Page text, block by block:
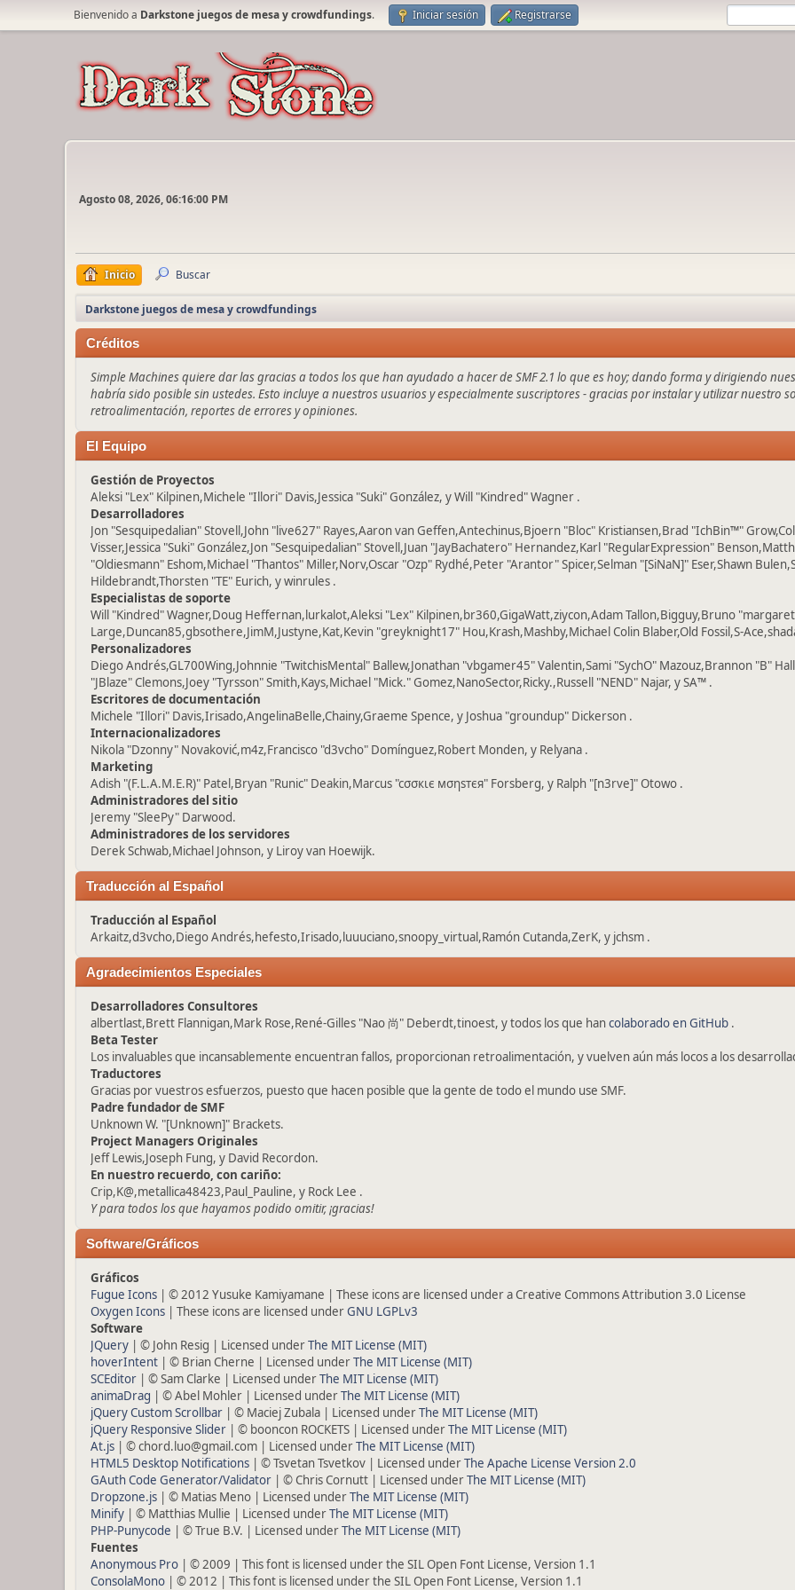
Bienvenido a Darkstone juegos de mesa y crowdfundings. Iniciar sesión Registrarse
Agosto 08, 2026, 06:16:00 PM
Inicio Buscar
Darkstone juegos de mesa y crowdfundings
Créditos
Simple Machines quiere dar las gracias a todos los que han ayudado a hacer de SMF 2.1 lo que es hoy; dando forma y dirigiendo
habría sido posible sin ustedes. Esto incluye a nuestros usuarios y especialmente suscriptores - gracias por instalar y utilizar nuestro
retroalimentación, reportes de errores y opiniones.
El Equipo
Gestión de Proyectos
Aleksi "Lex" Kilpinen,Michele "Illori" Davis,Jessica "Suki" González, y Will "Kindred" Wagner .
Desarrolladores
Jon "Sesquipedalian" Stovell,John "live627" Rayes,Aaron van Geffen,Antechinus,Bjoern "Bloc" Kristiansen,Brad "IchBin™"
Visser,Jessica "Suki" González,Jon "Sesquipedalian" Stovell,Juan "JayBachatero" Hernandez,Karl "RegularExpression"
"Oldiesmann" Eshom,Michael "Thantos" Miller,Norv,Oscar "Ozp" Rydhé,Peter "Arantor" Spicer,Selman "[SiNaN]" Eser,Shawn
Hildebrandt,Thorsten "TE" Eurich, y winrules .
Especialistas de soporte
Will "Kindred" Wagner,Doug Heffernan,lurkalot,Aleksi "Lex" Kilpinen,br360,GigaWatt,ziycon,Adam Tallon,Bigguy,Bruno
Large,Duncan85,gbsothere,JimM,Justyne,Kat,Kevin "greyknight17" Hou,Krash,Mashby,Michael Colin Blaber,Old Fossil,S-
Personalizadores
Diego Andrés,GL700Wing,Johnnie "TwitchisMental" Ballew,Jonathan "vbgamer45" Valentin,Sami "SychO" Mazouz,Brannon "B"
"JBlaze" Clemons,Joey "Tyrsson" Smith,Kays,Michael "Mick." Gomez,NanoSector,Ricky.,Russell "NEND" Najar, y SA™ .
Escritores de documentación
Michele "Illori" Davis,Irisado,AngelinaBelle,Chainy,Graeme Spence, y Joshua "groundup" Dickerson .
Internacionalizadores
Nikola "Dzonny" Novaković,m4z,Francisco "d3vcho" Domínguez,Robert Monden, y Relyana .
Marketing
Adish "(F.L.A.M.E.R)" Patel,Bryan "Runic" Deakin,Marcus "cσσкιє мσηѕтєя" Forsberg, y Ralph "[n3rve]" Otowo .
Administradores del sitio
Jeremy "SleePy" Darwood.
Administradores de los servidores
Derek Schwab,Michael Johnson, y Liroy van Hoewijk.
Traducción al Español
Traducción al Español
Arkaitz,d3vcho,Diego Andrés,hefesto,Irisado,luuuciano,snoopy_virtual,Ramón Cutanda,ZerK, y jchsm .
Agradecimientos Especiales
Desarrolladores Consultores
albertlast,Brett Flannigan,Mark Rose,René-Gilles "Nao 尚" Deberdt,tinoest, y todos los que hancolaborado en GitHub .
Beta Tester
Los invaluables que incansablemente encuentran fallos, proporcionan retroalimentación, y vuelven aún más locos a los
Traductores
Gracias por vuestros esfuerzos, puesto que hacen posible que la gente de todo el mundo use SMF.
Padre fundador de SMF
Unknown W. "[Unknown]" Brackets.
Project Managers Originales
Jeff Lewis,Joseph Fung, y David Recordon.
En nuestro recuerdo, con cariño:
Crip,K@,metallica48423,Paul_Pauline, y Rock Lee .
Y para todos los que hayamos podido omitir, ¡gracias!
Software/Gráficos
Gráficos
Fugue Icons | © 2012 Yusuke Kamiyamane | These icons are licensed under a Creative Commons Attribution 3.0 License
Oxygen Icons | These icons are licensed underGNU LGPLv3
Software
JQuery | © John Resig | Licensed underThe MIT License (MIT)
hoverIntent | © Brian Cherne | Licensed underThe MIT License (MIT)
SCEditor | © Sam Clarke | Licensed underThe MIT License (MIT)
animaDrag | © Abel Mohler | Licensed underThe MIT License (MIT)
jQuery Custom Scrollbar | © Maciej Zubala | Licensed underThe MIT License (MIT)
jQuery Responsive Slider | © booncon ROCKETS | Licensed underThe MIT License (MIT)
At.js | © chord.luo@gmail.com | Licensed underThe MIT License (MIT)
HTML5 Desktop Notifications | © Tsvetan Tsvetkov | Licensed underThe Apache License Version 2.0
GAuth Code Generator/Validator | © Chris Cornutt | Licensed underThe MIT License (MIT)
Dropzone.js | © Matias Meno | Licensed underThe MIT License (MIT)
Minify | © Matthias Mullie | Licensed underThe MIT License (MIT)
PHP-Punycode | © True B.V. | Licensed underThe MIT License (MIT)
Fuentes
Anonymous Pro | © 2009 | This font is licensed under the SIL Open Font License, Version 1.1
ConsolaMono | © 2012 | This font is licensed under the SIL Open Font License, Version 1.1